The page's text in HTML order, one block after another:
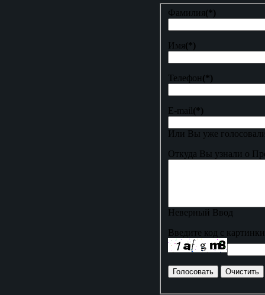
Фамилия(*)
Имя(*)
Телефон(*)
E-mail(*)
Или Вы уже
Откуда Вы узнали о
Неверный Ввод
Введите код с картинки